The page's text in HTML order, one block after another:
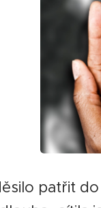
patřit